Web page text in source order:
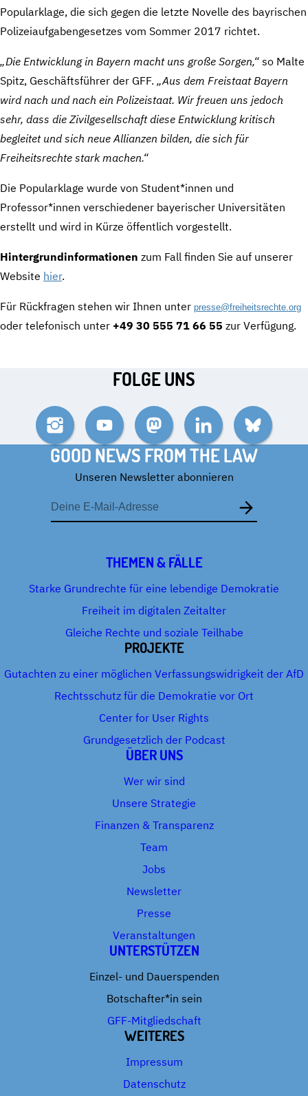
Popularklage, die sich gegen die letzte Novelle des bayrischen
Polizeiaufgabengesetzes vom Sommer 2017 richtet.
„Die Entwicklung in Bayern macht uns große Sorgen,“ so Malte
Spitz, Geschäftsführer der GFF. „Aus dem Freistaat Bayern
wird nach und nach ein Polizeistaat. Wir freuen uns jedoch
sehr, dass die Zivilgesellschaft diese Entwicklung kritisch
begleitet und sich neue Allianzen bilden, die sich für
Freiheitsrechte stark machen.“
Die Popularklage wurde von Student*innen und
Professor*innen verschiedener bayerischer Universitäten
erstellt und wird in Kürze öffentlich vorgestellt.
Hintergrundinformationen zum Fall finden Sie auf unserer
Website hier.
Für Rückfragen stehen wir Ihnen unter presse@freiheitsrechte.org
oder telefonisch unter +49 30 555 71 66 55 zur Verfügung.
FOLGE UNS
InstagramYouTube MastodonLinkedIn Bluesky
GOOD NEWS FROM THE LAW
Unseren Newsletter abonnieren
E-
Mail-
Adresse
THEMEN & FÄLLE
Starke Grundrechte für eine lebendige Demokratie
Freiheit im digitalen Zeitalter
Gleiche Rechte und soziale Teilhabe
PROJEKTE
Gutachten zu einer möglichen Verfassungswidrigkeit der AfD
Rechtsschutz für die Demokratie vor Ort
Center for User Rights
Grundgesetzlich der Podcast
ÜBER UNS
Wer wir sind
Unsere Strategie
Finanzen & Transparenz
Team
Jobs
Newsletter
Presse
Veranstaltungen
UNTERSTÜTZEN
Einzel- und Dauerspenden
Botschafter*in sein
GFF-Mitgliedschaft
WEITERES
Impressum
Datenschutz